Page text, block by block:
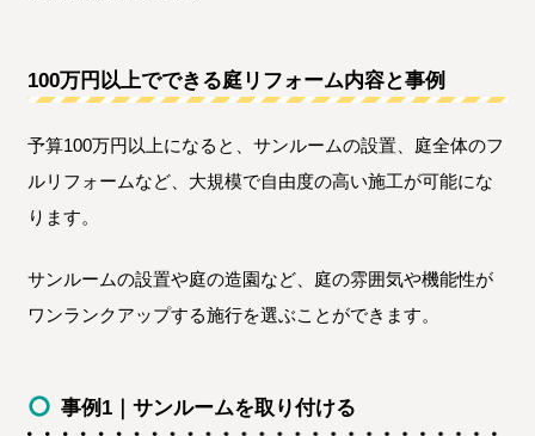
100万円以上でできる庭リフォーム内容と事例
予算100万円以上になると、サンルームの設置、庭全体のフ
ルリフォームなど、大規模で自由度の高い施工が可能にな
ります。
サンルームの設置や庭の造園など、庭の雰囲気や機能性が
ワンランクアップする施行を選ぶことができます。
事例1｜サンルームを取り付ける